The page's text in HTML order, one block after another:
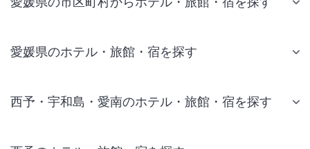
愛媛県のホテル・旅館・宿を探す
西予・宇和島・愛南のホテル・旅館・宿を探す